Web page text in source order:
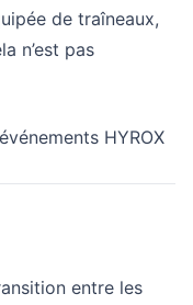
de traîneaux,
n’est pas
HYROX
entre les